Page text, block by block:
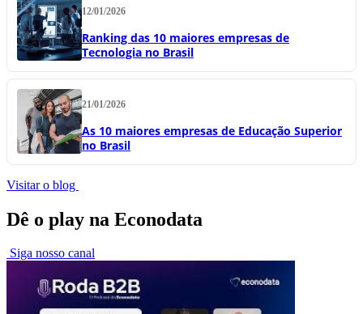
12/01/2026
Ranking das 10 maiores empresas de
Tecnologia no Brasil
21/01/2026
As 10 maiores empresas de Educação Superior
no Brasil
Visitar o blog
Dê o play na Econodata
Siga nosso canal